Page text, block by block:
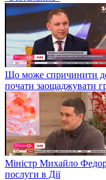
Що може спричинити
почати заощаджувати
Міністр Михайло
послуги в Дії